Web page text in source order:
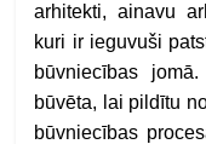
arhitekti, ainavu
kuri ir ieguvuši
būvniecības
būvēta, lai pildītu
būvniecības